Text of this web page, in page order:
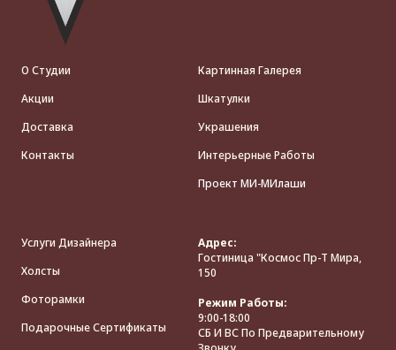
О Студии
Акции
Доставка
Контакты
Картинная Галерея
Шкатулки
Украшения
Интерьерные Работы
Проект МИ-МИлаши
Услуги Дизайнера
Холсты
Фоторамки
Подарочные Сертификаты
Адрес:
Гостиница "Космос Пр-Т Мира,
150
Режим Работы:
9:00-18:00
СБ И ВС По Предварительному